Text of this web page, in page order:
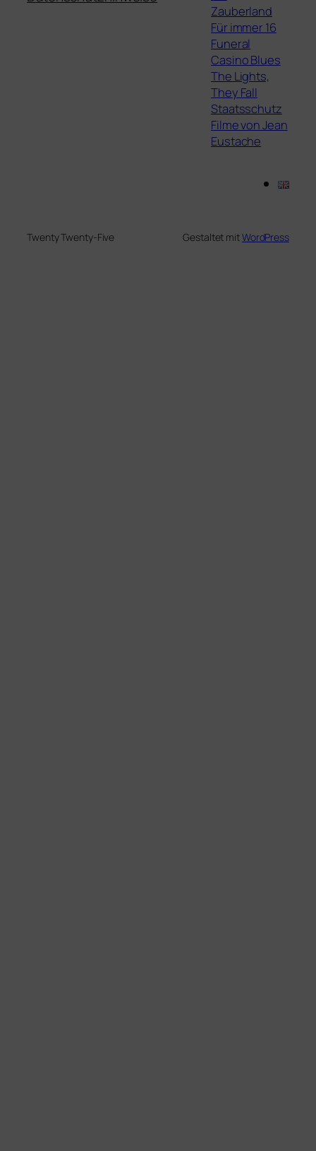
Zauberland
Für immer 16
Funeral
Casino Blues
The Lights,
They Fall
Staatsschutz
Filme von Jean
Eustache
Twenty Twenty-Five Gestaltet mitWordPress